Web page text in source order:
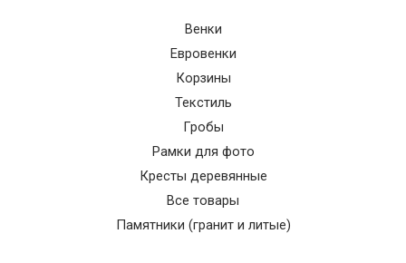
Венки
Евровенки
Корзины
Текстиль
Гробы
Рамки для фото
Кресты деревянные
Все товары
Памятники (гранит и литые)